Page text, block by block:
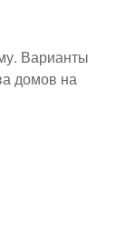
Варианты
домов на